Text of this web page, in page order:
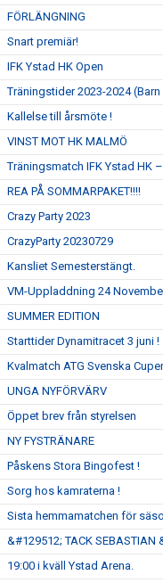
FÖRLÄNGNING
Snart premiär!
IFK Ystad HK Open
Träningstider 2023-2024
Kallelse till årsmöte !
VINST MOT HK MALMÖ
Träningsmatch IFK Ystad HK
REA PÅ SOMMARPAKET!!!!
Crazy Party 2023
CrazyParty 20230729
Kansliet Semesterstängt.
VM-Uppladdning 24
SUMMER EDITION
Starttider Dynamitracet 3 juni !
Kvalmatch ATG Svenska
UNGA NYFÖRVÄRV
Öppet brev från styrelsen
NY FYSTRÄNARE
Påskens Stora Bingofest !
Sorg hos kamraterna !
Sista hemmamatchen för
&#129512; TACK SEBASTIAN
19:00 i kväll Ystad Arena.